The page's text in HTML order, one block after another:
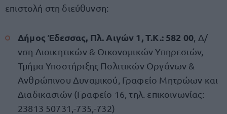
επιστολή στη διεύθυνση:
Δήμος Έδεσσας, Πλ. Αιγών 1, Τ.Κ.: 582 00 , Δ/
νση Διοικητικών & Οικονομικών Υπηρεσιών,
Τμήμα Υποστήριξης Πολιτικών Οργάνων &
Ανθρώπινου Δυναμικού, Γραφείο Μητρώων και
Διαδικασιών (Γραφείο 16, τηλ. επικοινωνίας:
23813 50731,-735,-732)